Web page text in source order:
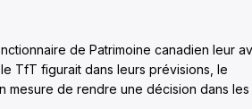
de Patrimoine canadien leur
TfT figurait dans leurs prévisions, le
mesure de rendre une décision dans les